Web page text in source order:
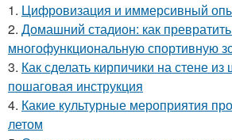
1. Цифровизация и иммерсивный
2. Домашний стадион: как
многофункциональную спортивную
3. Как сделать кирпичики на стене из
пошаговая инструкция
4. Какие культурные мероприятия
летом